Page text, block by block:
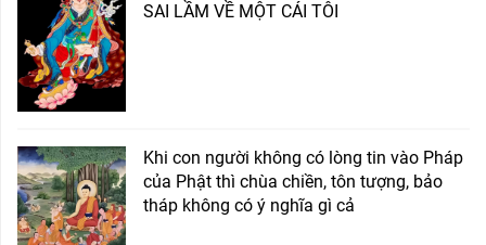
SAI LẦM VỀ MỘT CÁI TÔI
Khi con người không có lòng tin vào Pháp
của Phật thì chùa chiền, tôn tượng, bảo
tháp không có ý nghĩa gì cả